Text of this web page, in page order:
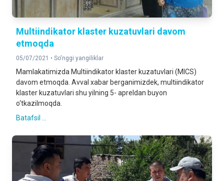
Multiindikator klaster kuzatuvlari davom
etmoqda
05/07/2021 • So'nggi yangiliklar
Mamlakatimizda Multiindikator klaster kuzatuvlari (MICS)
davom etmoqda. Avval xabar berganimizdek, multiindikator
klaster kuzatuvlari shu yilning 5- apreldan buyon
o‘tkazilmoqda.
Batafsil ...